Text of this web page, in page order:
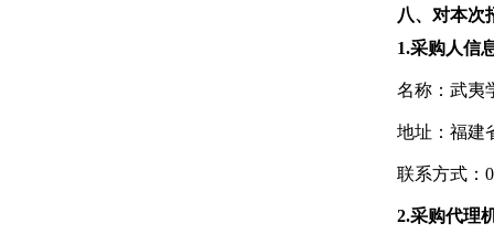
八、对本次
1.采购人信
名称： 武夷
地址：福建
联系方式：
2.采购代理